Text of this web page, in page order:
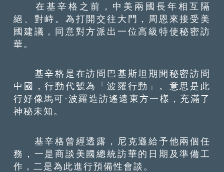
在基辛格之前，中美兩國長年相互隔
絕、對峙。為打開交往大門，周恩來接受美
國建議，同意對方派出一位高級特使秘密訪
華。
基辛格是在訪問巴基斯坦期間秘密訪問
中國，行動代號為「波羅行動」。意思是此
行好像馬可·波羅造訪遙遠東方一樣，充滿了
神秘未知。
基辛格曾經透露，尼克遜給予他兩個任
務，一是商談美國總統訪華的日期及準備工
作，二是為此進行預備性會談。